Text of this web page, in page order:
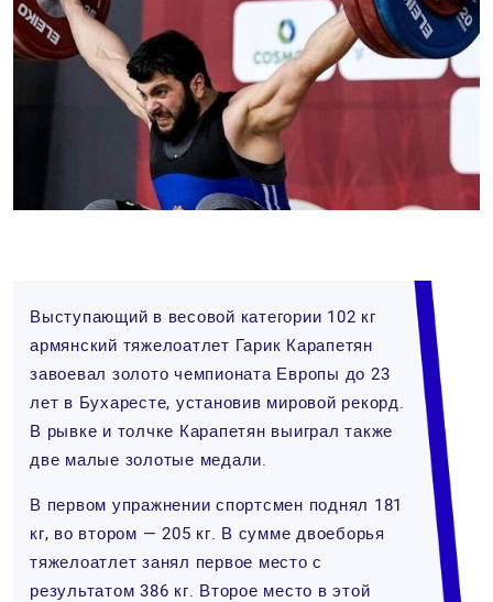
Выступающий в весовой категории 102 кг
армянский тяжелоатлет Гарик Карапетян
завоевал золото чемпионата Европы до 23
лет в Бухаресте, установив мировой рекорд.
В рывке и толчке Карапетян выиграл также
две малые золотые медали.
В первом упражнении спортсмен поднял 181
кг, во втором — 205 кг. В сумме двоеборья
тяжелоатлет занял первое место с
результатом 386 кг. Второе место в этой